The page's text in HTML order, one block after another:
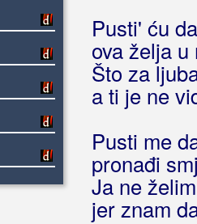
Pusti' ću
ova želja u
Što za
a ti je ne
Pusti me
pronađi
Ja ne
jer znam